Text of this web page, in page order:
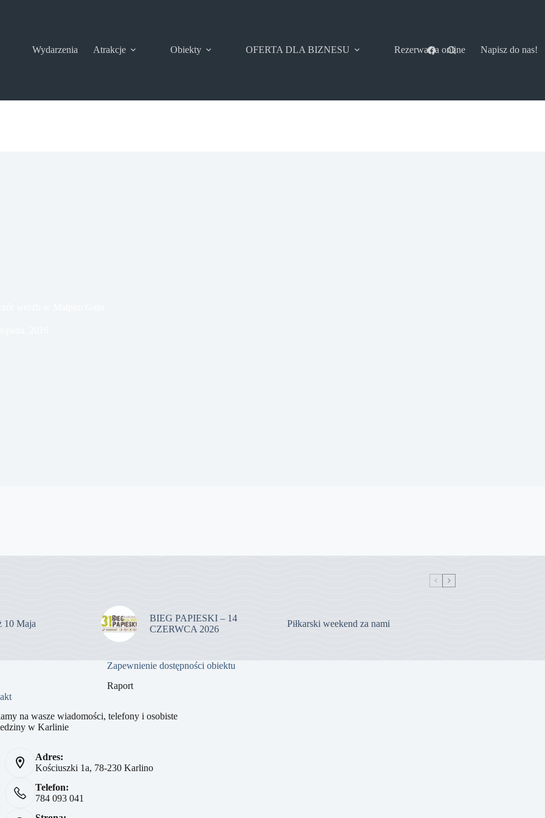
Wydarzenia Atrakcje Obiekty OFERTA DLA BIZNESU Rezerwacja online Napisz do nas!
10 Maja
BIEG PAPIESKI – 14
CZERWCA 2026
Piłkarski weekend za nami
Zapewnienie dostępności obiektu
Raport
na wasze wiadomości, telefony i osobiste
w Karlinie
Adres:
Kościuszki 1a, 78-230 Karlino
Telefon:
784 093 041